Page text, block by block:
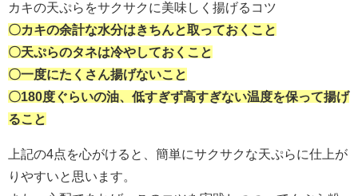
カキの天ぷらをサクサクに美味しく揚げるコツ
〇カキの余計な水分はきちんと取っておくこと
〇天ぷらのタネは冷やしておくこと
〇一度にたくさん揚げないこと
〇180度ぐらいの油、低すぎず高すぎない温度を保って揚げ
ること
上記の4点を心がけると、簡単にサクサクな天ぷらに仕上が
りやすいと思います。